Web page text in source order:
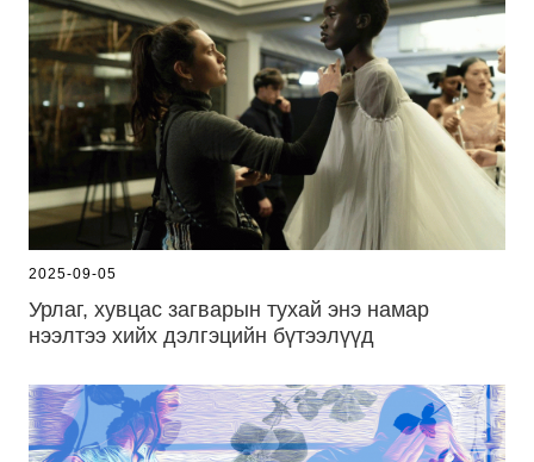
2025-09-05
Урлаг, хувцас загварын тухай энэ намар
нээлтээ хийх дэлгэцийн бүтээлүүд